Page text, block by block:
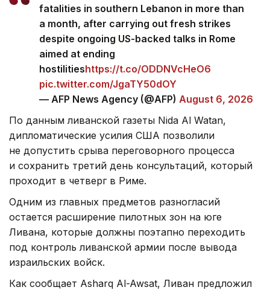
fatalities in southern Lebanon in more than
a month, after carrying out fresh strikes
despite ongoing US-backed talks in Rome
aimed at ending
hostilitieshttps://t.co/ODDNVcHeO6
pic.twitter.com/JgaTY50dOY
— AFP News Agency (@AFP) August 6, 2026
По данным ливанской газеты Nida Al Watan,
дипломатические усилия США позволили
не допустить срыва переговорного процесса
и сохранить третий день консультаций, который
проходит в четверг в Риме.
Одним из главных предметов разногласий
остается расширение пилотных зон на юге
Ливана, которые должны поэтапно переходить
под контроль ливанской армии после вывода
израильских войск.
Как сообщает Asharq Al-Awsat, Ливан предложил